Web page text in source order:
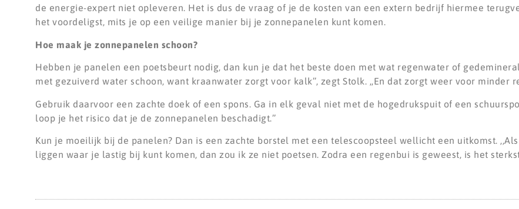
de energie-expert niet opleveren. Het is dus de vraag of je de kosten van een extern bedrijf hiermee
het voordeligst, mits je op een veilige manier bij je zonnepanelen kunt komen.
Hoe maak je zonnepanelen schoon?
Hebben je panelen een poetsbeurt nodig, dan kun je dat het beste doen met wat regenwater of
met gezuiverd water schoon, want kraanwater zorgt voor kalk’’, zegt Stolk. ,,En dat zorgt weer voor minder
Gebruik daarvoor een zachte doek of een spons. Ga in elk geval niet met de hogedrukspuit of een
loop je het risico dat je de zonnepanelen beschadigt.’’
Kun je moeilijk bij de panelen? Dan is een zachte borstel met een telescoopsteel wellicht een uitkomst.
liggen waar je lastig bij kunt komen, dan zou ik ze niet poetsen. Zodra een regenbui is geweest, is het